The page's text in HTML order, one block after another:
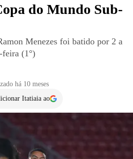
do Mundo Sub-
Menezes foi batido por 2 a
feira (1°)
há 10 meses
Itatiaia ao